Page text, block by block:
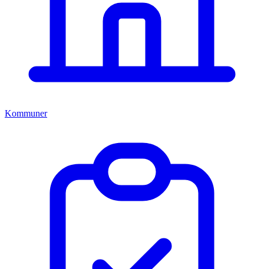
Kommuner